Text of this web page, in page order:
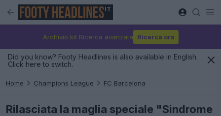
IT
Archivio kit Ricerca avanzata Ricerca ora
Did you know? Footy Headlines is also available in English.
Click here to switch.
Home Champions League FC Barcelona
Rilasciata la maglia speciale "Sindrome